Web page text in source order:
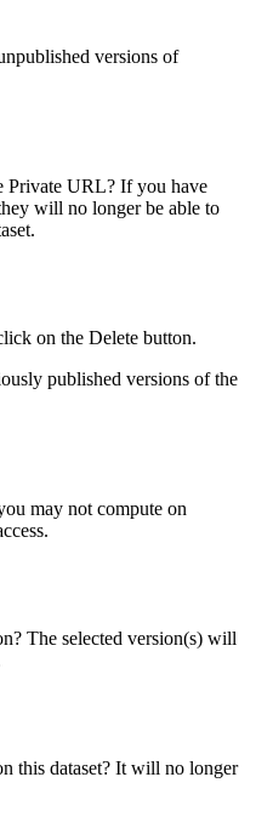
versions of
Private URL? If you have
will no longer be able to
on the Delete button.
published versions of the
may not compute on
The selected version(s) will
this dataset? It will no longer